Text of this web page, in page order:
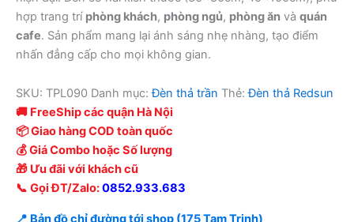
hợp trang trí phòng khách, phòng ngủ, phòng ăn và quán
cafe. Sản phẩm mang lại ánh sáng nhẹ nhàng, tạo điểm
nhấn đẳng cấp cho mọi không gian.
SKU: TPL090 Danh mục:Đèn thả trần Thẻ:Đèn thả Redsun
🚚 FreeShip các quận Hà Nội
📦 Giao hàng COD toàn quốc
💰 Giá Combo hoặc Số lượng
🎁 Ưu đãi với khách cũ
📞 Gọi ĐT/Zalo:0852.933.683